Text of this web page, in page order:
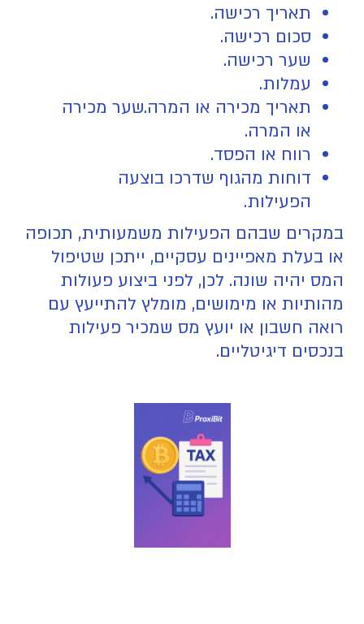
תאריך רכישה.
סכום רכישה.
שער רכישה.
עמלות.
תאריך מכירה או המרה.שער מכירה
או המרה.
רווח או הפסד.
דוחות מהגוף שדרכו בוצעה
הפעילות.
במקרים שבהם הפעילות משמעותית, תכופה
או בעלת מאפיינים עסקיים, ייתכן שטיפול
המס יהיה שונה. לכן, לפני ביצוע פעולות
מהותיות או מימושים, מומלץ להתייעץ עם
רואה חשבון או יועץ מס שמכיר פעילות
בנכסים דיגיטליים.